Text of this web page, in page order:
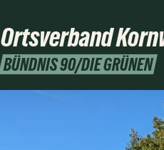
Ortsverband
BÜNDNIS 90/DIE GRÜNEN